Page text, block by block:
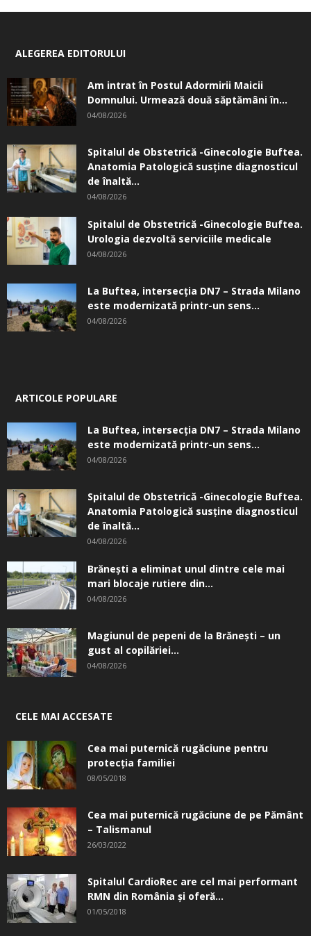
ALEGEREA EDITORULUI
Am intrat în Postul Adormirii Maicii
Domnului. Urmează două săptămâni în...
04/08/2026
Spitalul de Obstetrică -Ginecologie Buftea.
Anatomia Patologică susţine diagnosticul
de înaltă...
04/08/2026
Spitalul de Obstetrică -Ginecologie Buftea.
Urologia dezvoltă serviciile medicale
04/08/2026
La Buftea, intersecţia DN7 – Strada Milano
este modernizată printr-un sens...
04/08/2026
ARTICOLE POPULARE
La Buftea, intersecţia DN7 – Strada Milano
este modernizată printr-un sens...
04/08/2026
Spitalul de Obstetrică -Ginecologie Buftea.
Anatomia Patologică susţine diagnosticul
de înaltă...
04/08/2026
Brănești a eliminat unul dintre cele mai
mari blocaje rutiere din...
04/08/2026
Magiunul de pepeni de la Brăneşti – un
gust al copilăriei...
04/08/2026
CELE MAI ACCESATE
Cea mai puternică rugăciune pentru
protecția familiei
08/05/2018
Cea mai puternică rugăciune de pe Pământ
– Talismanul
26/03/2022
Spitalul CardioRec are cel mai performant
RMN din România și oferă...
01/05/2018